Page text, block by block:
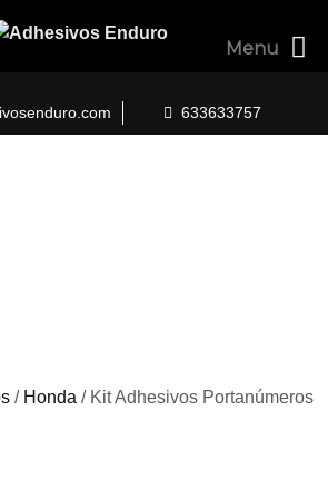
633633757
/ Honda / Kit Adhesivos Portanúmeros
Menu